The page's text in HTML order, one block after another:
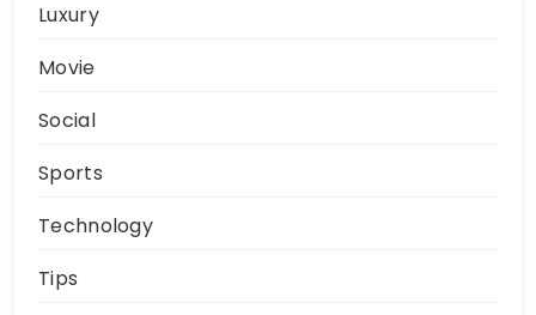
Luxury
Movie
Social
Sports
Technology
Tips